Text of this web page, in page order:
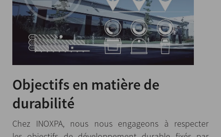
Objectifs en matière de
durabilité
Chez INOXPA, nous nous engageons à respecter